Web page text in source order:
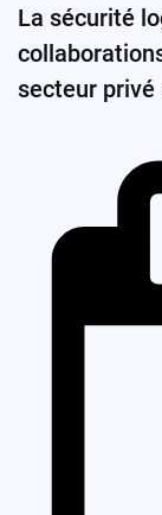
La sécurité
secteur privé